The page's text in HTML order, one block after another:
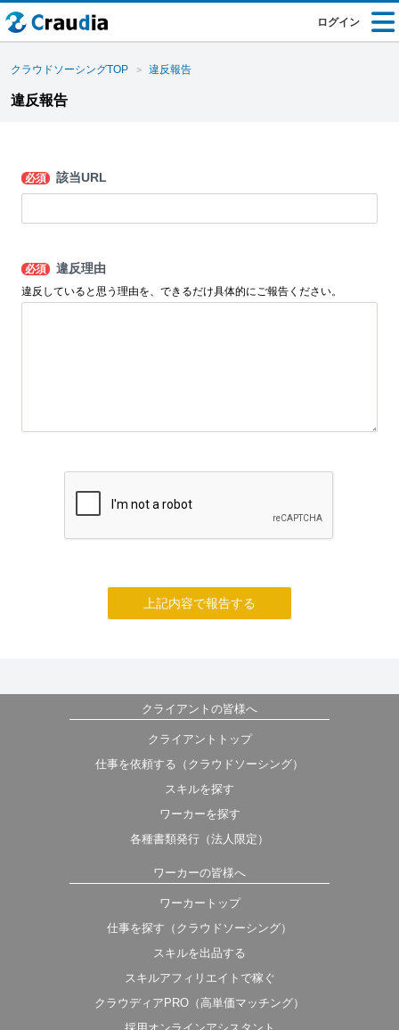
ログイン
クラウドソーシングTOP 違反報告
違反報告
必須 該当URL
必須 違反理由
違反していると思う理由を、できるだけ具体的にご報告ください。
上記内容で報告する
クライアントの皆様へ
クライアントトップ
仕事を依頼する（クラウドソーシング）
スキルを探す
ワーカーを探す
各種書類発行（法人限定）
ワーカーの皆様へ
ワーカートップ
仕事を探す（クラウドソーシング）
スキルを出品する
スキルアフィリエイトで稼ぐ
クラウディアPRO（高単価マッチング）